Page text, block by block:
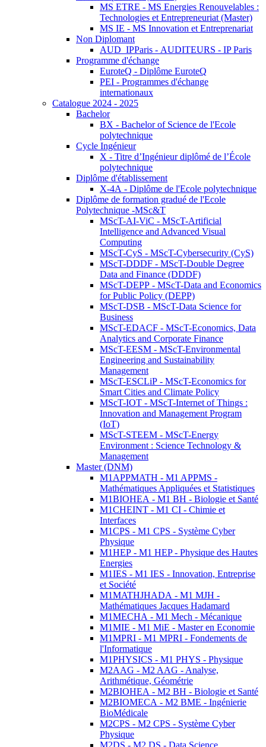
MS ETRE - MS Energies Renouvelables :
Technologies et Entrepreneuriat (Master)
MS IE - MS Innovation et Entreprenariat
Non Diplomant
AUD_IPParis - AUDITEURS - IP Paris
Programme d'échange
EuroteQ - Diplôme EuroteQ
PEI - Programmes d'échange
internationaux
Catalogue 2024 - 2025
Bachelor
BX - Bachelor of Science de l'Ecole
polytechnique
Cycle Ingénieur
X - Titre d’Ingénieur diplômé de l’École
polytechnique
Diplôme d'établissement
X-4A - Diplôme de l'Ecole polytechnique
Diplôme de formation gradué de l'Ecole
Polytechnique -MSc&T
MScT-AI-ViC - MScT-Artificial
Intelligence and Advanced Visual
Computing
MScT-CyS - MScT-Cybersecurity (CyS)
MScT-DDDF - MScT-Double Degree
Data and Finance (DDDF)
MScT-DEPP - MScT-Data and Economics
for Public Policy (DEPP)
MScT-DSB - MScT-Data Science for
Business
MScT-EDACF - MScT-Economics, Data
Analytics and Corporate Finance
MScT-EESM - MScT-Environmental
Engineering and Sustainability
Management
MScT-ESCLiP - MScT-Economics for
Smart Cities and Climate Policy
MScT-IOT - MScT-Internet of Things :
Innovation and Management Program
(IoT)
MScT-STEEM - MScT-Energy
Environment : Science Technology &
Management
Master (DNM)
M1APPMATH - M1 APPMS -
Mathématiques Appliquées et Statistiques
M1BIOHEA - M1 BH - Biologie et Santé
M1CHEINT - M1 CI - Chimie et
Interfaces
M1CPS - M1 CPS - Système Cyber
Physique
M1HEP - M1 HEP - Physique des Hautes
Energies
M1IES - M1 IES - Innovation, Entreprise
et Société
M1MATHJHADA - M1 MJH -
Mathématiques Jacques Hadamard
M1MECHA - M1 Mech - Mécanique
M1MIE - M1 MiE - Master en Economie
M1MPRI - M1 MPRI - Fondements de
l'Informatique
M1PHYSICS - M1 PHYS - Physique
M2AAG - M2 AAG - Analyse,
Arithmétique, Géométrie
M2BIOHEA - M2 BH - Biologie et Santé
M2BIOMECA - M2 BME - Ingénierie
BioMédicale
M2CPS - M2 CPS - Système Cyber
Physique
M2DS - M2 DS - Data Science